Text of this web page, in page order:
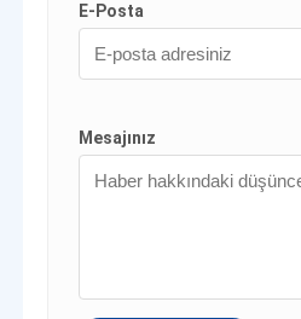
E-Posta
Mesajınız